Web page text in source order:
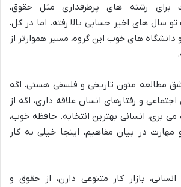
برای رشته های پرطرفداری مثل حقوق،
سال های اخیر حسابی بالا رفته. اما در کل،
دانشگاه های خوب این گروه، مسیر هموارتر از
مطالعه متون تاریخی و فلسفی هستی، اگه
و رفتارهای انسان علاقه داری، اگه از
بری، انسانی بهترین انتخابه. حافظه خوب،
در بیان مفاهیم، اینجا خیلی به کار
بازار کار متنوعی دارن، از حقوق و